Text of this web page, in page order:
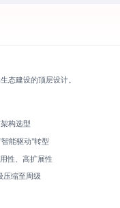
态建设的顶层设计。
构选型
能驱动"转型
性、高扩展性
压缩至周级